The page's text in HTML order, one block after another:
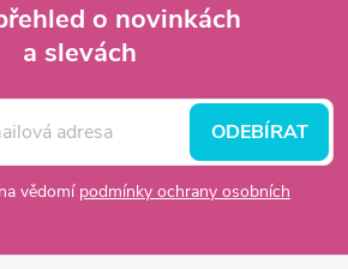
o novinkách
a slevách
vědomí podmínky ochrany osobních
ODEBÍRAT